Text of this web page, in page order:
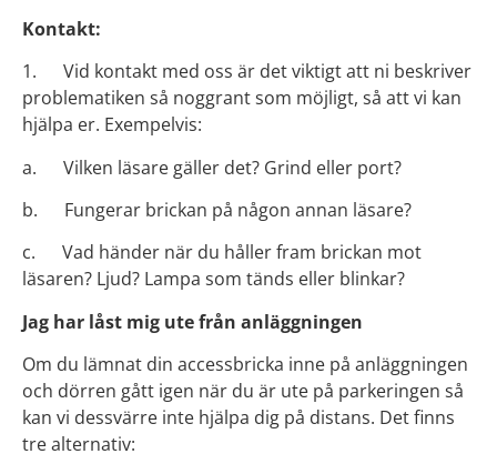
Kontakt:
1. Vid kontakt med oss är det viktigt att ni beskriver
problematiken så noggrant som möjligt, så att vi kan
hjälpa er. Exempelvis:
a. Vilken läsare gäller det? Grind eller port?
b. Fungerar brickan på någon annan läsare?
c. Vad händer när du håller fram brickan mot
läsaren? Ljud? Lampa som tänds eller blinkar?
Jag har låst mig ute från anläggningen
Om du lämnat din accessbricka inne på anläggningen
och dörren gått igen när du är ute på parkeringen så
kan vi dessvärre inte hjälpa dig på distans. Det finns
tre alternativ: